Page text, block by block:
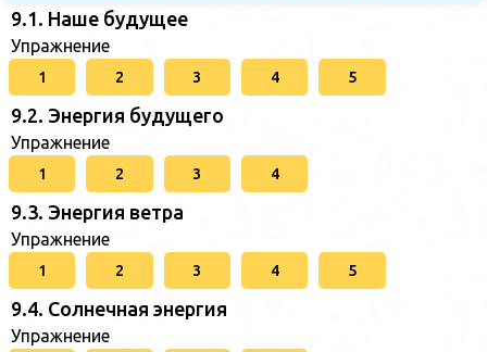
9.1. Наше будущее
Упражнение
1 2 3 4 5
9.2. Энергия будущего
Упражнение
1 2 3 4
9.3. Энергия ветра
Упражнение
1 2 3 4 5
9.4. Солнечная энергия
Упражнение